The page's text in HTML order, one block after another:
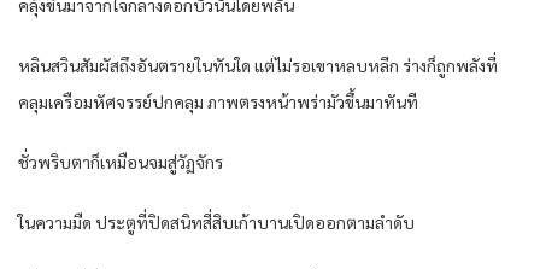
คลุ้งขึ้นมาจากใจกลางดอกบัวนั่นโดยพลัน
หลินสวินสัมผัสถึงอันตรายในทันใด แต่ไม่รอเขาหลบหลีก ร่างก็ถูกพลังที่
คลุมเครือมหัศจรรย์ปกคลุม ภาพตรงหน้าพร่ามัวขึ้นมาทันที
ชั่วพริบตาก็เหมือนจมสู่วัฏจักร
ในความมืด ประตูที่ปิดสนิทสี่สิบเก้าบานเปิดออกตามลำดับ